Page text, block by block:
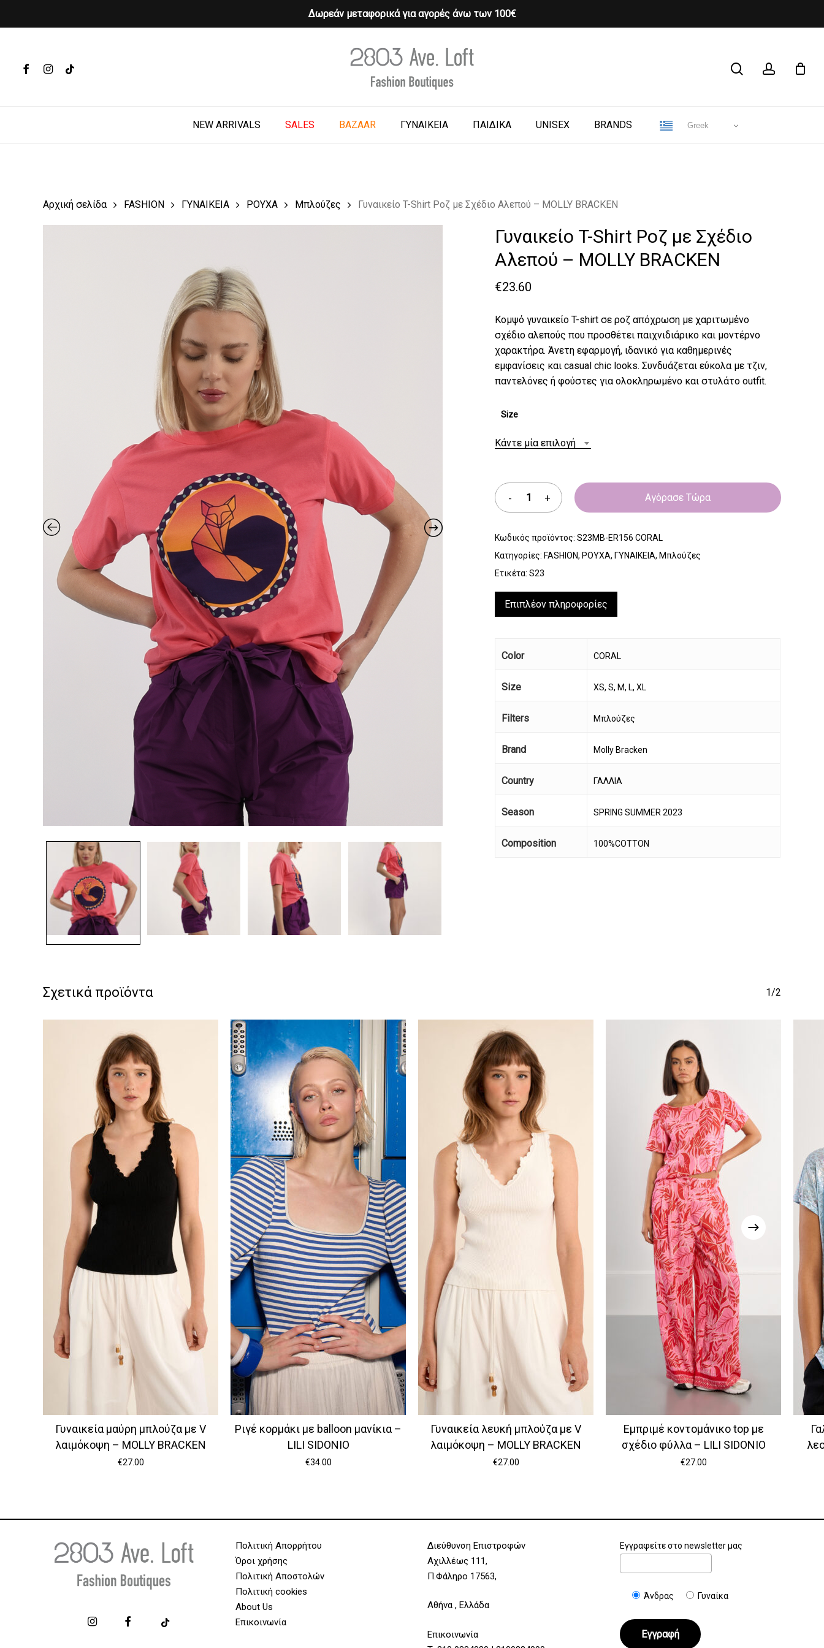
Δωρεάν μεταφορικά για αγορές άνω των 100€
Hit enter to search or ESC to close
FACEBOOKINSTAGRAM
TIKTOK
NEW ARRIVALS SALES BAZAAR ΓΥΝΑΙΚΕΙΑ ΠΑΙΔΙΚΑ UNISEX BRANDS Greek
Cart CLOSE
Αρχική σελίδα FASHION ΓΥΝΑΙΚΕΙΑ ΡΟΥΧΑ Μπλούζες Γυναικείο T-Shirt Ροζ με Σχέδιο Αλεπού – MOLLY BRACKEN
Γυναικείο T-Shirt Ροζ με Σχέδιο
Αλεπού – MOLLY BRACKEN
€23.60
Κομψό γυναικείο T-shirt σε ροζ απόχρωση με χαριτωμένο
σχέδιο αλεπούς που προσθέτει παιχνιδιάρικο και μοντέρνο
χαρακτήρα. Άνετη εφαρμογή, ιδανικό για καθημερινές
εμφανίσεις και casual chic looks. Συνδυάζεται εύκολα με τζιν,
παντελόνες ή φούστες για ολοκληρωμένο και στυλάτο outfit.
Size
Κάντε μία επιλογή
Αγόρασε Τώρα
Κωδικός προϊόντος:S23MB-ER156 CORAL
Κατηγορίες: FASHION, ΡΟΥΧΑ, ΓΥΝΑΙΚΕΙΑ, Μπλούζες
Ετικέτα:S23
Επιπλέον πληροφορίες
Color CORAL
Size XS, S, M, L, XL
Filters Μπλούζες
Brand Molly Bracken
Country ΓΑΛΛΙΑ
Season SPRING SUMMER 2023
Composition 100%COTTON
Σχετικά προϊόντα 1/2
Γυναικεία μαύρη μπλούζα με V
λαιμόκοψη – MOLLY BRACKEN
€27.00
Ριγέ κορμάκι με balloon μανίκια –
LILI SIDONIO
€34.00
Γυναικεία λευκή μπλούζα με V
λαιμόκοψη – MOLLY BRACKEN
€27.00
Εμπριμέ κοντομάνικο top με
σχέδιο φύλλα – LILI SIDONIO
€27.00
Πολιτική Απορρήτου
Όροι χρήσης
Πολιτική Αποστολών
Πολιτική cookies
About Us
Επικοινωνία
Διεύθυνση Επιστροφών
Αχιλλέως 111,
Π.Φάληρο 17563,
Αθήνα , Ελλάδα
Επικοινωνία
Εγγραφείτε στο newsletter μας
Άνδρας Γυναίκα